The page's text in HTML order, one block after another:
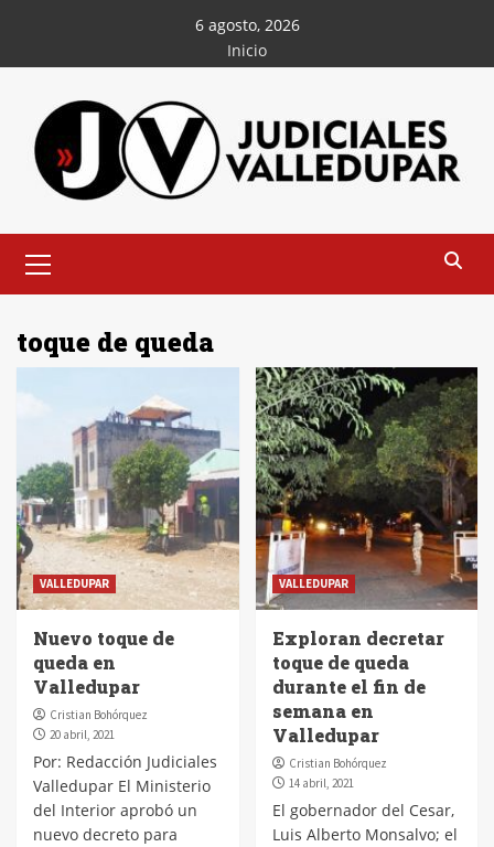
contenido
6 agosto, 2026
Inicio
principal
toque de queda
VALLEDUPAR
Nuevo toque de
queda en
Valledupar
Cristian Bohórquez
20 abril, 2021
Por: Redacción Judiciales
Valledupar El Ministerio
del Interior aprobó un
nuevo decreto para
VALLEDUPAR
Exploran decretar
toque de queda
durante el fin de
semana en
Valledupar
Cristian Bohórquez
14 abril, 2021
El gobernador del Cesar,
Luis Alberto Monsalvo; el